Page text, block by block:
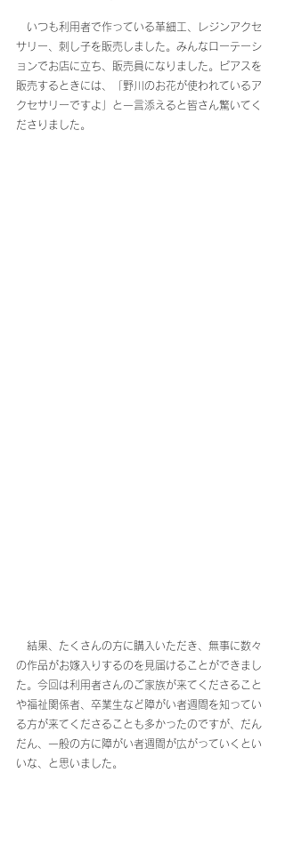
いつも利用者で作っている革細工、レジンアクセ
サリー、刺し子を販売しました。みんなローテーシ
ョンでお店に立ち、販売員になりました。ピアスを
販売するときには、「野川のお花が使われているア
クセサリーですよ」と一言添えると皆さん驚いてく
ださりました。
結果、たくさんの方に購入いただき、無事に数々
の作品がお嫁入りするのを見届けることができまし
た。今回は利用者さんのご家族が来てくださること
や福祉関係者、卒業生など障がい者週間を知ってい
る方が来てくださることも多かったのですが、だん
だん、一般の方に障がい者週間が広がっていくとい
いな、と思いました。